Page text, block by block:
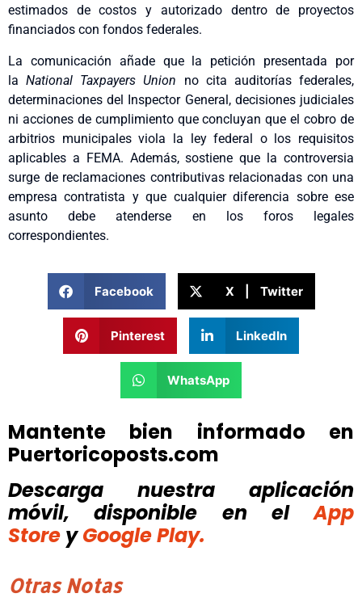
estimados de costos y autorizado dentro de proyectos
financiados con fondos federales.
La comunicación añade que la petición presentada por
laNational Taxpayers Union no cita auditorías federales,
determinaciones del Inspector General, decisiones judiciales
ni acciones de cumplimiento que concluyan que el cobro de
arbitrios municipales viola la ley federal o los requisitos
aplicables a FEMA. Además, sostiene que la controversia
surge de reclamaciones contributivas relacionadas con una
empresa contratista y que cualquier diferencia sobre ese
asunto debe atenderse en los foros legales
correspondientes.
Facebook X | Twitter
Pinterest LinkedIn
WhatsApp
Mantente bien informado en
Puertoricoposts.com
Descarga nuestra aplicación
móvil, disponible
en el
App
Store y Google Play.
Otras Notas